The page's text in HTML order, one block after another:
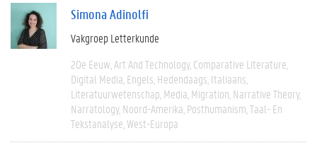
Simona Adinolfi
Vakgroep Letterkunde
20e Eeuw Art And Technology Comparative Literature
Digital Media Engels Hedendaags Italiaans
Literatuurwetenschap Media Migration Narrative Theory
Narratology Noord-Amerika Posthumanism Taal- En
Tekstanalyse West-Europa